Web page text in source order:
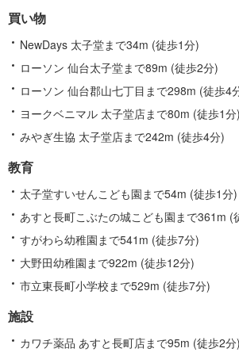
す
る
買い物
NewDays 太子堂まで34m (徒歩1分)
ローソン 仙台太子堂まで89m (徒歩2分)
ローソン 仙台郡山七丁目まで298m (徒歩4
ヨークベニマル 太子堂店まで80m (徒歩1分)
みやぎ生協 太子堂店まで242m (徒歩4分)
教育
太子堂すいせんこども園まで54m (徒歩1分)
あすと長町こぶたの城こども園まで361m (
すがわら幼稚園まで541m (徒歩7分)
大野田幼稚園まで922m (徒歩12分)
市立東長町小学校まで529m (徒歩7分)
施設
カワチ薬品 あすと長町店まで95m (徒歩2分)